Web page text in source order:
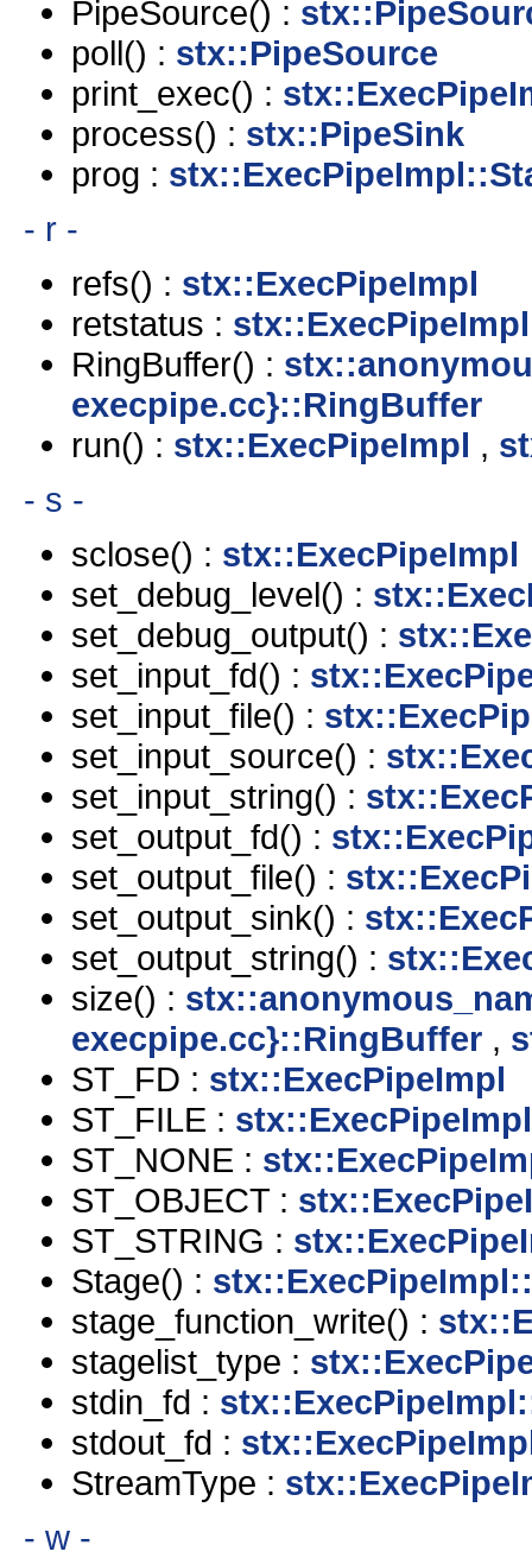
PipeSource() :
poll() : stx::PipeSource
print_exec() :
process() : stx::PipeSink
prog :
- r -
refs() : stx::ExecPipeImpl
retstatus :
RingBuffer() :
execpipe.cc}::RingBuffer
run() : stx::ExecPipeImpl ,
- s -
sclose() : stx::ExecPipeImpl
set_debug_level() :
set_debug_output() :
set_input_fd() :
set_input_file() :
set_input_source() :
set_input_string() :
set_output_fd() :
set_output_file() :
set_output_sink() :
set_output_string() :
size() :
execpipe.cc}::RingBuffer ,
ST_FD : stx::ExecPipeImpl
ST_FILE : stx::ExecPipeImpl
ST_NONE :
ST_OBJECT :
ST_STRING :
Stage() :
stage_function_write() :
stagelist_type :
stdin_fd :
stdout_fd :
StreamType :
- w -